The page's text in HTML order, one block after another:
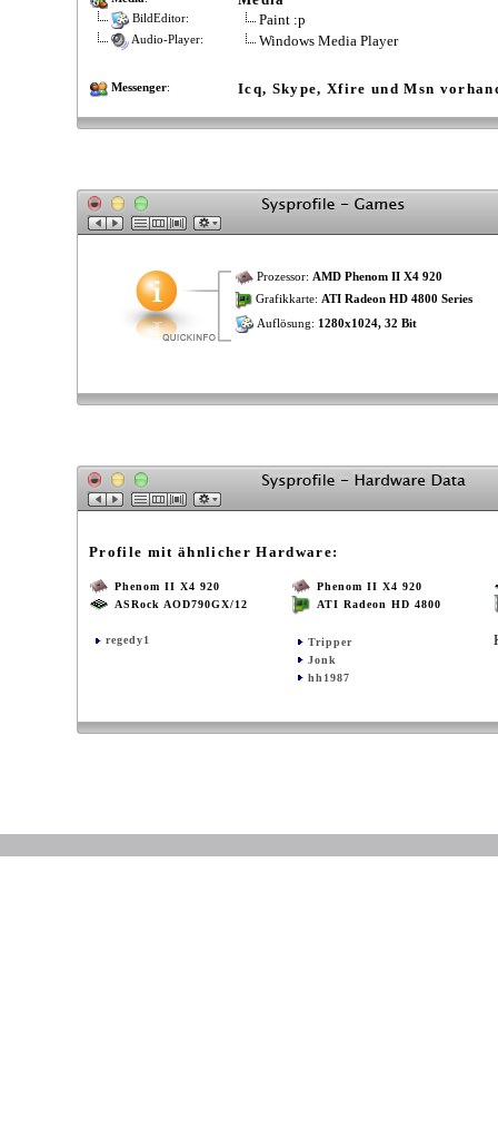
BildEditor: Paint :p
Audio-Player: Windows Media Player
Messenger: Icq, Skype, Xfire und Msn
Prozessor: AMD Phenom II X4 920
Grafikkarte: ATI Radeon HD 4800 Series
Auflösung: 1280x1024, 32 Bit
Profile mit ähnlicher Hardware:
Phenom II X4 920
ASRock AOD790GX/12
regedy1
Phenom II X4 920
ATI Radeon HD 4800
Tripper
Jonk
hh1987